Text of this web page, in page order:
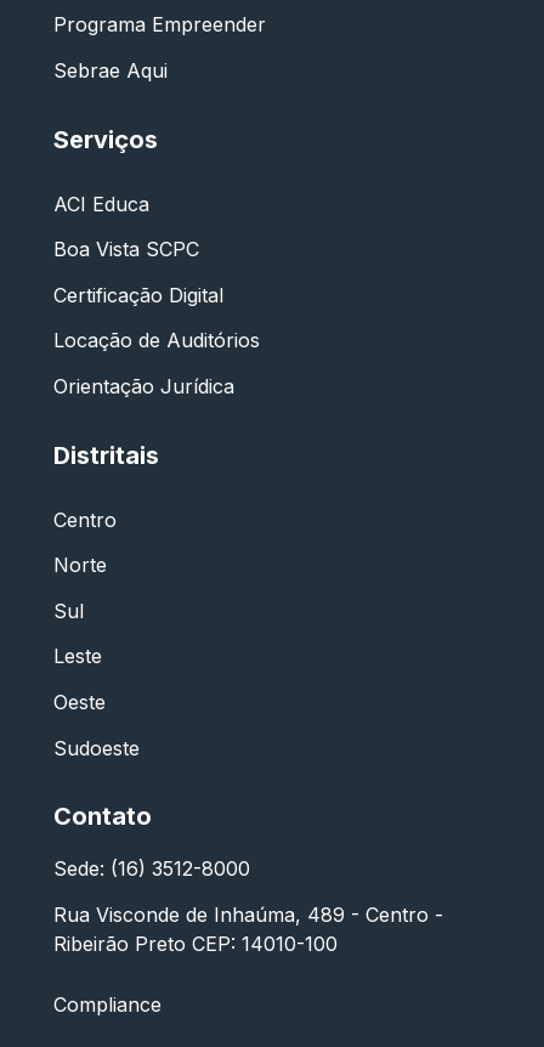
Programa Empreender
Sebrae Aqui
Serviços
ACI Educa
Boa Vista SCPC
Certificação Digital
Locação de Auditórios
Orientação Jurídica
Distritais
Centro
Norte
Sul
Leste
Oeste
Sudoeste
Contato
Sede: (16) 3512-8000
Rua Visconde de Inhaúma, 489 - Centro -
Ribeirão Preto CEP: 14010-100
Compliance